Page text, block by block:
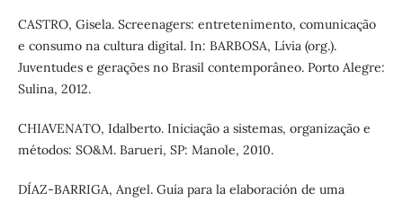
CASTRO, Gisela. Screenagers: entretenimento, comunicação
e consumo na cultura digital. In: BARBOSA, Lívia (org.).
Juventudes e gerações no Brasil contemporâneo. Porto Alegre:
Sulina, 2012.
CHIAVENATO, Idalberto. Iniciação a sistemas, organização e
métodos: SO&M. Barueri, SP: Manole, 2010.
DÍAZ-BARRIGA, Angel. Guía para la elaboración de uma